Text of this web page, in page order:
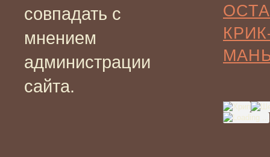
совпадать с
мнением
администрации
сайта.